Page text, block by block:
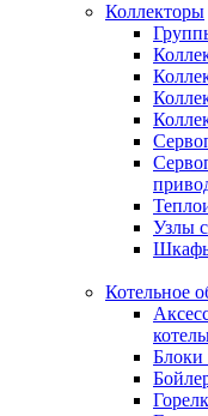
Коллекторы
Узлы
Котельное
Блоки